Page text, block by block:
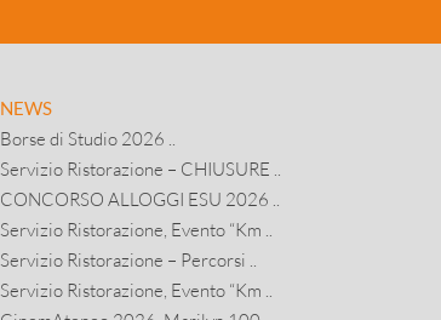
NEWS
Borse di Studio 2026 ..
Servizio Ristorazione – CHIUSURE ..
CONCORSO ALLOGGI ESU 2026 ..
Servizio Ristorazione, Evento “Km ..
Servizio Ristorazione – Percorsi ..
Servizio Ristorazione, Evento “Km ..